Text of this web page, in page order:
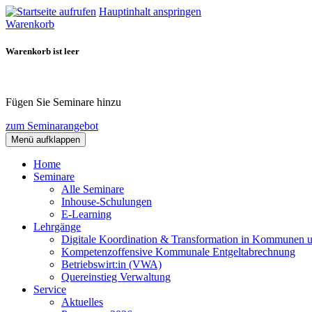
Hauptinhalt anspringen
Warenkorb
Warenkorb ist leer
Fügen Sie Seminare hinzu
zum Seminarangebot
Menü aufklappen
Home
Seminare
Alle Seminare
Inhouse-Schulungen
E-Learning
Lehrgänge
Digitale Koordination & Transformation in Kommunen
Kompetenzoffensive Kommunale Entgeltabrechnung
Betriebswirt:in (VWA)
Quereinstieg Verwaltung
Service
Aktuelles